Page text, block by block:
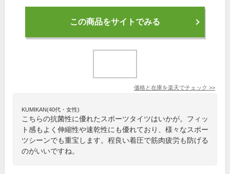
この商品をサイトでみる
価格と在庫を楽天でチェック >>
KUMIKAN(40代・女性)
こちらの抗菌性に優れたスポーツタイツはいかが。フィッ
ト感もよく伸縮性や速乾性にも優れており、様々なスポー
ツシーンでも重宝します。程良い着圧で筋肉疲労も防げる
のがいいですね。